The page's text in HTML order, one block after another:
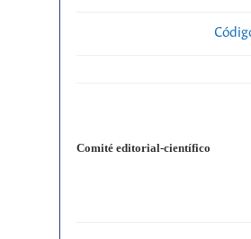
Comité editorial-científico